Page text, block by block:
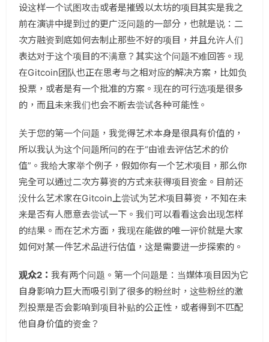
设这样一个试图攻击或者是摧毁以太坊的项目其实是我之
前在演讲中提到过的更广泛问题的一部分，也就是说：二
次方融资到底如何去制止那些不好的项目，并且允许人们
表达对于这个项目的不满意？其实这个问题不难回答。现
在Gitcoin团队也正在思考与之相对应的解决方案，比如负
投票，或者是有一个批准的方案。现在的可行选项是很多
的，而且未来我们也会不断去尝试各种可能性。
关于您的第一个问题，我觉得艺术本身是很具有价值的，
所以我认为这个问题所问的在于“由谁去评估艺术的价
值”。我给大家举个例子，假如你有一个艺术项目，那么你
完全可以通过二次方募资的方式来获得项目资金。目前还
没什么艺术家在Gitcoin上尝试为艺术项目募资，不知在未
来是否有人愿意去尝试一下。我们可以看看这会出现怎样
的结果。而在艺术方面，我现在能做的唯一评价就是大家
如何对某一件艺术品进行估值，这是需要进一步探索的。
观众2：我有两个问题。第一个问题是：当媒体项目因为它
自身影响力巨大而吸引到了很多的粉丝时，这些粉丝的激
烈投票是否会影响到项目补贴的公正性，或者得到不匹配
他自身价值的资金？